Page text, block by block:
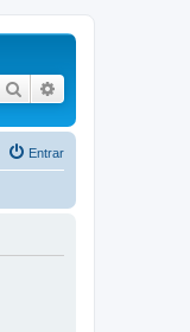
Pesquisar
Entrar